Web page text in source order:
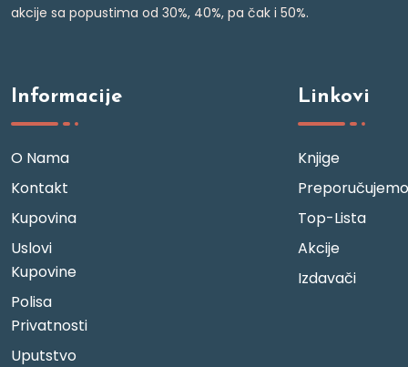
akcije sa popustima od 30%, 40%, pa čak i 50%.
Informacije
O Nama
Kontakt
Kupovina
Uslovi
Kupovine
Polisa
Privatnosti
Uputstvo
Linkovi
Knjige
Preporučujemo
Top-Lista
Akcije
Izdavači